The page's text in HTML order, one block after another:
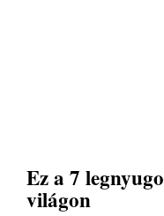
Ez a 7
világon